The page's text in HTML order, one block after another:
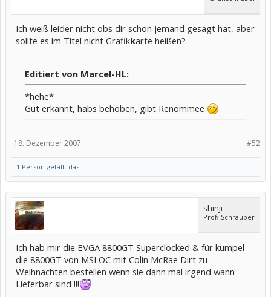
Ich weiß leider nicht obs dir schon jemand gesagt hat, aber
sollte es im Titel nicht Grafikkarte heißen?
Editiert von Marcel-HL:
*hehe*
Gut erkannt, habs behoben, gibt Renommee
#52
18. Dezember 2007
1 Person gefällt das.
shinji
Profi-Schrauber
Ich hab mir die EVGA 8800GT Superclocked & für kumpel
die 8800GT von MSI OC mit Colin McRae Dirt zu
Weihnachten bestellen wenn sie dann mal irgend wann
Lieferbar sind !!!